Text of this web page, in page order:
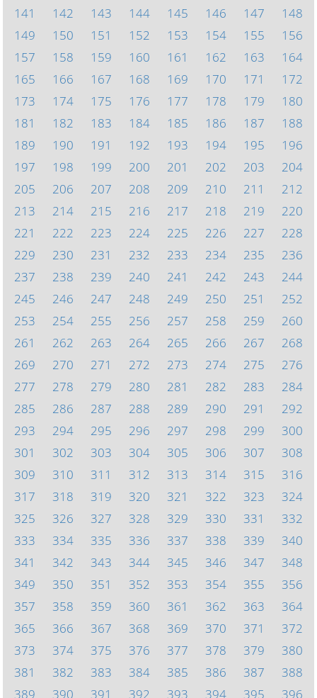
141
142 143 144 145 146 147
148
149
150 151 152 153 154 155
156
157
158 159 160 161 162 163
164
165
166 167 168 169 170 171
172
173
174 175 176 177 178 179
180
181
182 183 184 185 186 187
188
189
190 191 192 193 194 195
196
197
198 199 200 201 202 203
204
205
206 207 208 209 210 211
212
213
214 215 216 217 218 219
220
221
222 223 224 225 226 227
228
229
230 231 232 233 234 235
236
237
238 239 240 241 242 243
244
245
246 247 248 249 250 251
252
253
254 255 256 257 258 259
260
261
262 263 264 265 266 267
268
269
270 271 272 273 274 275
276
277
278 279 280 281 282 283
284
285
286 287 288 289 290 291
292
293
294 295 296 297 298 299
300
301
302 303 304 305 306 307
308
309
310 311 312 313 314 315
316
317
318 319 320 321 322 323
324
325
326 327 328 329 330 331
332
333
334 335 336 337 338 339
340
341
342 343 344 345 346 347
348
349
350 351 352 353 354 355
356
357
358 359 360 361 362 363
364
365
366 367 368 369 370 371
372
373
374 375 376 377 378 379
380
381
382 383 384 385 386 387
388
389
390 391 392 393 394 395 396